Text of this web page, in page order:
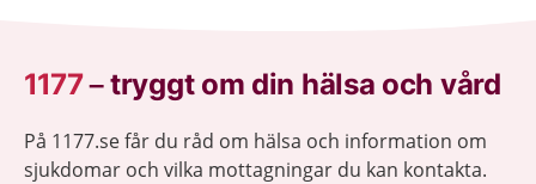
1177–tryggt om din hälsa och vård
På 1177.se får du råd om hälsa och information om
sjukdomar och vilka mottagningar du kan kontakta.